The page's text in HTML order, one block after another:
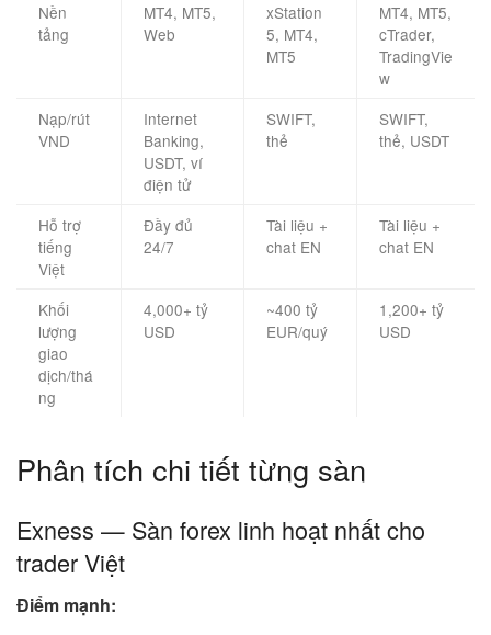
Nền
tảng
MT4, MT5,
Web
xStation
5, MT4,
MT5
MT4, MT5,
cTrader,
TradingVie
w
Nạp/rút
VND
Internet
Banking,
USDT, ví
điện tử
SWIFT,
thẻ
SWIFT,
thẻ, USDT
Hỗ trợ
tiếng
Việt
Đầy đủ
24/7
Tài liệu +
chat EN
Tài liệu +
chat EN
Khối
lượng
giao
dịch/thá
ng
4,000+ tỷ
USD
~400 tỷ
EUR/quý
1,200+ tỷ
USD
Phân tích chi tiết từng sàn
Exness — Sàn forex linh hoạt nhất cho
trader Việt
Điểm mạnh: